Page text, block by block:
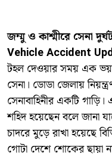
জম্মু ও কাশ্মীরে সেনা
Vehicle Accident
টহল দেওয়ার সময় এক
সেনা। ডোডা জেলায়
সেনাবাহিনীর একটি
শহিদ হয়েছেন বলে জানা
চাদরে মুড়ে রাখা হয়েছে
গোটা দেশে শোকের ছায়া